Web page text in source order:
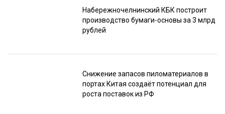
Набережночелнинский КБК построит
производство бумаги-основы за 3 млрд
рублей
Снижение запасов пиломатериалов в
портах Китая создаёт потенциал для
роста поставок из РФ